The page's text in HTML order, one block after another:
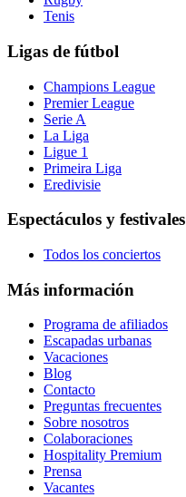
Tenis
Ligas de fútbol
Champions League
Premier League
Serie A
La Liga
Ligue 1
Primeira Liga
Eredivisie
Espectáculos y festivales
Todos los conciertos
Más información
Programa de afiliados
Escapadas urbanas
Vacaciones
Blog
Contacto
Preguntas frecuentes
Sobre nosotros
Colaboraciones
Hospitality Premium
Prensa
Vacantes